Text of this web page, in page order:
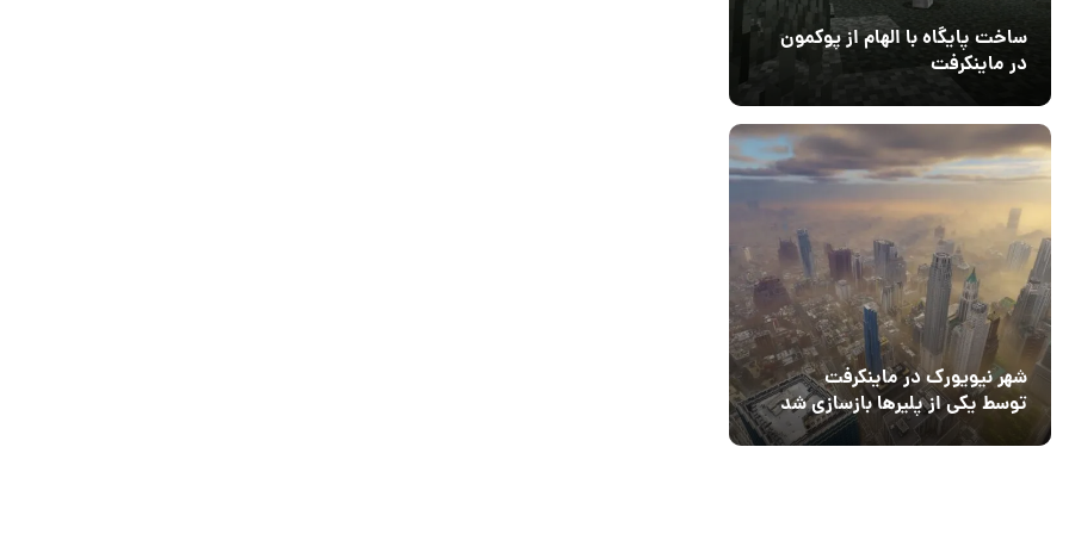
ساخت پایگاه با الهام از پوکمون
در ماینکرفت
شهر نیویورک در ماینکرفت
توسط یکی از پلیرها بازسازی شد